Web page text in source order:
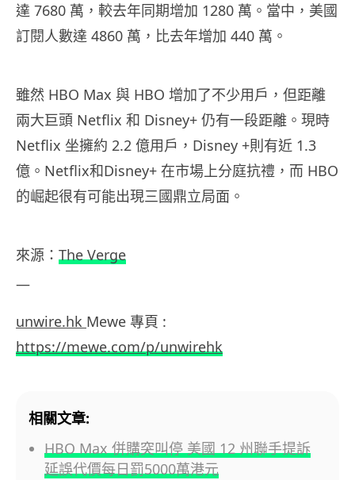
達 7680 萬，較去年同期增加 1280 萬。當中，美國
訂閱人數達 4860 萬，比去年增加 440 萬。
雖然 HBO Max 與 HBO 增加了不少用戶，但距離
兩大巨頭 Netflix 和 Disney+ 仍有一段距離。現時
Netflix 坐擁約 2.2 億用戶，Disney +則有近 1.3
億。Netflix和Disney+ 在市場上分庭抗禮，而 HBO
的崛起很有可能出現三國鼎立局面。
來源： The Verge
—
unwire.hk Mewe 專頁 :
https://mewe.com/p/unwirehk
相關文章:
HBO Max 併購突叫停 美國 12 州聯手提訴
延誤代價每日罰5000萬港元